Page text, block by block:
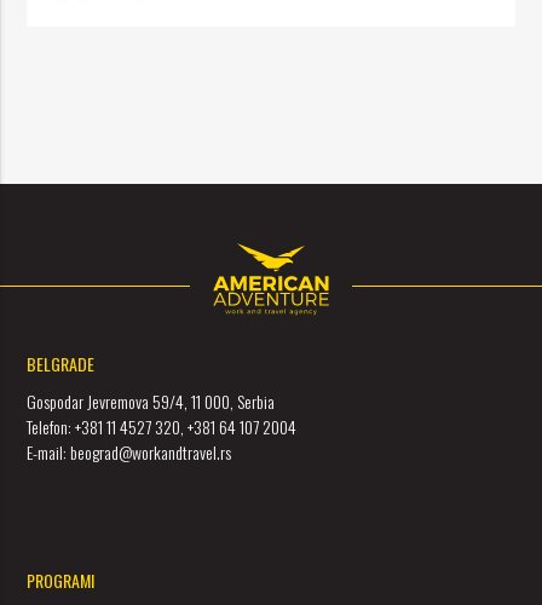
BELGRADE
Gospodar Jevremova 59/4, 11 000, Serbia
Telefon: +381 11 4527 320, +381 64 107 2004
E-mail: beograd@workandtravel.rs
PROGRAMI